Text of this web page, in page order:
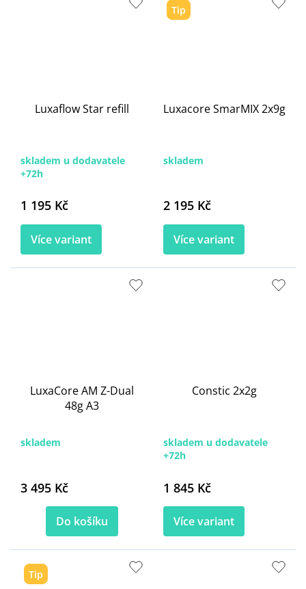
Luxaflow Star refill
skladem u dodavatele
+72h
1 195 Kč
Více variant
Tip
Luxacore SmarMIX 2x9g
skladem
2 195 Kč
Více variant
LuxaCore AM Z-Dual
48g A3
skladem
3 495 Kč
Do košíku
Constic 2x2g
skladem u dodavatele
+72h
1 845 Kč
Více variant
Tip